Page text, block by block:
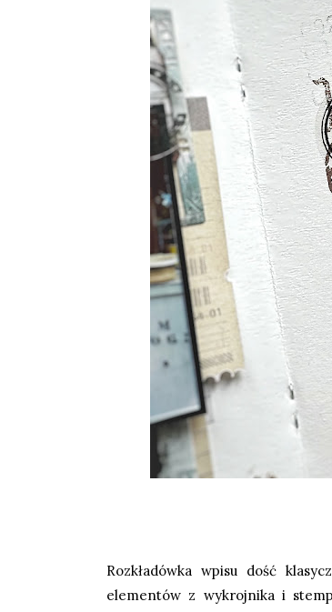
Rozkładówka wpisu dość
elementów z wykrojnika i